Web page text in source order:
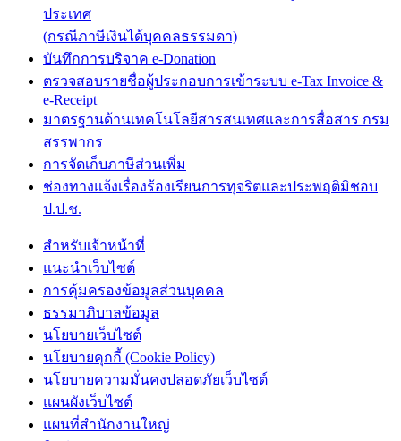
ประเทศ
(กรณีภาษีเงินได้บุคคลธรรมดา)
บันทึกการบริจาค e-Donation
ตรวจสอบรายชื่อผู้ประกอบการเข้าระบบ e-Tax Invoice &
e-Receipt
มาตรฐานด้านเทคโนโลยีสารสนเทศและการสื่อสาร กรม
สรรพากร
การจัดเก็บภาษีส่วนเพิ่ม
ช่องทางแจ้งเรื่องร้องเรียนการทุจริตและประพฤติมิชอบ
ป.ป.ช.
สำหรับเจ้าหน้าที่
แนะนำเว็บไซต์
การคุ้มครองข้อมูลส่วนบุคคล
ธรรมาภิบาลข้อมูล
นโยบายเว็บไซต์
นโยบายคุกกี้ (Cookie Policy)
นโยบายความมั่นคงปลอดภัยเว็บไซต์
แผนผังเว็บไซต์
แผนที่สำนักงานใหญ่